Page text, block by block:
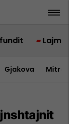
Lajme
Gjakova